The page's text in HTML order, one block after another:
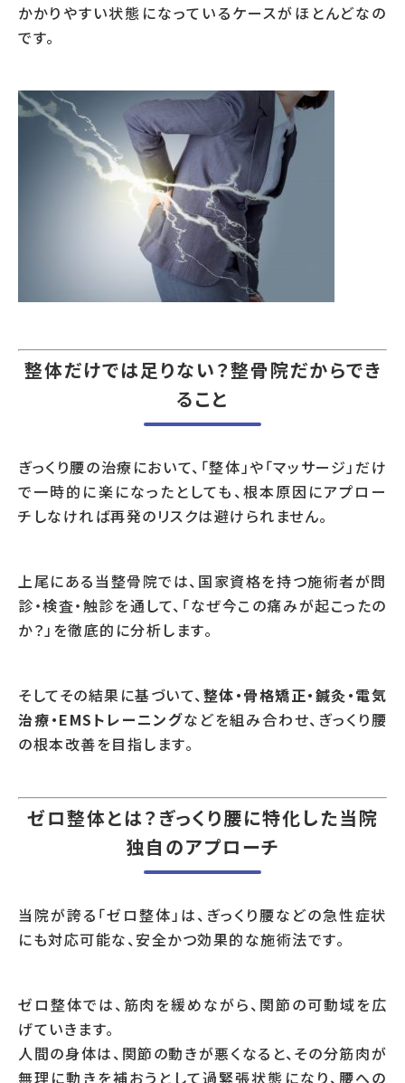
かかりやすい状態になっているケースがほとんどなの
です。
整体だけでは足りない？整骨院だからでき
ること
ぎっくり腰の治療において、「整体」や「マッサージ」だけ
で一時的に楽になったとしても、根本原因にアプロー
チしなければ再発のリスクは避けられません。
上尾にある当整骨院では、国家資格を持つ施術者が問
診・検査・触診を通して、「なぜ今この痛みが起こったの
か？」を徹底的に分析します。
そしてその結果に基づいて、整体・骨格矯正・鍼灸・電気
治療・EMSトレーニングなどを組み合わせ、ぎっくり腰
の根本改善を目指します。
ゼロ整体とは？ぎっくり腰に特化した当院
独自のアプローチ
当院が誇る「ゼロ整体」は、ぎっくり腰などの急性症状
にも対応可能な、安全かつ効果的な施術法です。
ゼロ整体では、筋肉を緩めながら、関節の可動域を広
げていきます。
人間の身体は、関節の動きが悪くなると、その分筋肉が
無理に動きを補おうとして過緊張状態になり、腰への